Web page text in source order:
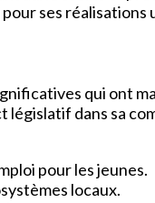
ses réalisations
qui ont
législatif dans sa
pour les jeunes.
locaux.